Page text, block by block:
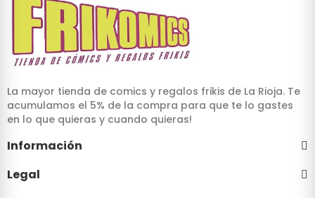
La mayor tienda de comics y regalos frikis de La Rioja. Te
acumulamos el 5% de la compra para que te lo gastes
en lo que quieras y cuando quieras!
Información
Legal